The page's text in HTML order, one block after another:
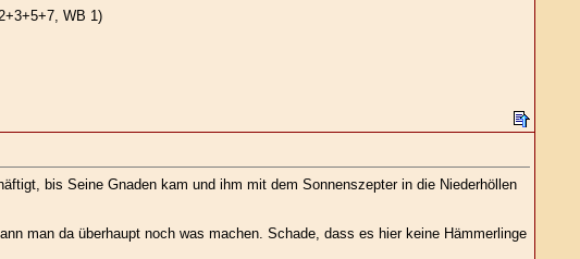
WB 1)
bis Seine Gnaden kam und ihm mit dem Sonnenszepter in die Niederhöllen
man da überhaupt noch was machen. Schade, dass es hier keine Hämmerlinge